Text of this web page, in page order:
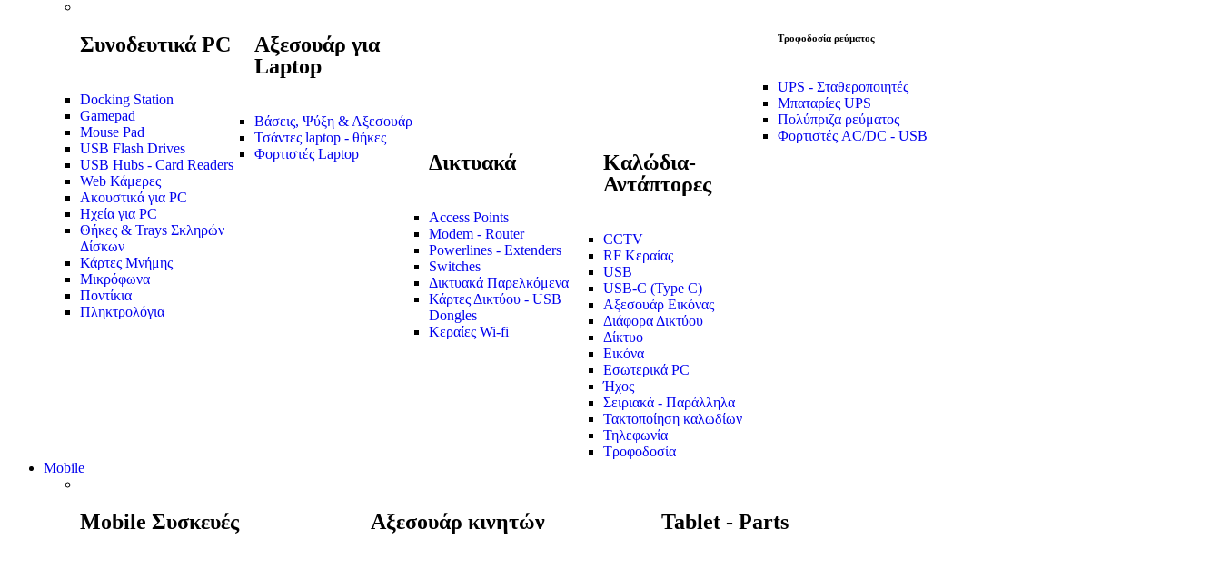
Συνοδευτικά PC
Docking Station
Gamepad
Mouse Pad
USB Flash Drives
USB Hubs - Card Readers
Web Κάμερες
Ακουστικά για PC
Ηχεία για PC
Θήκες & Trays Σκληρών
Δίσκων
Κάρτες Μνήμης
Μικρόφωνα
Ποντίκια
Πληκτρολόγια
Αξεσουάρ για
Laptop
Βάσεις, Ψύξη & Αξεσουάρ
Τσάντες laptop - θήκες
Φορτιστές Laptop
Δικτυακά
Access Points
Modem - Router
Powerlines - Extenders
Switches
Δικτυακά Παρελκόμενα
Κάρτες Δικτύου - USB
Dongles
Κεραίες Wi-fi
Καλώδια-
Αντάπτορες
CCTV
RF Κεραίας
USB
USB-C (Type C)
Αξεσουάρ Εικόνας
Διάφορα Δικτύου
Δίκτυο
Εικόνα
Εσωτερικά PC
Ήχος
Σειριακά - Παράλληλα
Τακτοποίηση καλωδίων
Τηλεφωνία
Τροφοδοσία
Τροφοδοσία ρεύματος
UPS - Σταθεροποιητές
Μπαταρίες UPS
Πολύπριζα ρεύματος
Φορτιστές AC/DC - USB
Mobile
Mobile Συσκευές Αξεσουάρ κινητών Tablet - Parts